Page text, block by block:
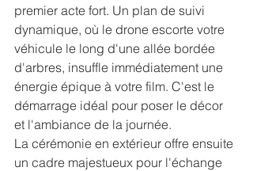
premier acte fort. Un plan de suivi
dynamique, où le drone escorte votre
véhicule le long d'une allée bordée
d'arbres, insuffle immédiatement une
énergie épique à votre film. C'est le
démarrage idéal pour poser le décor
et l'ambiance de la journée.
La cérémonie en extérieur offre ensuite
un cadre majestueux pour l'échange